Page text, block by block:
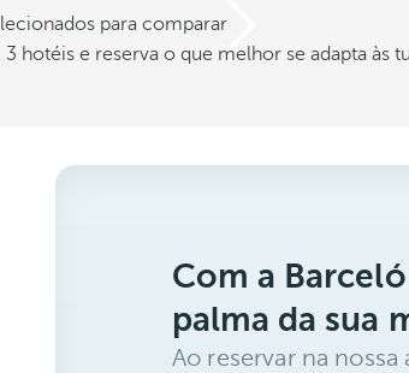
para comparar
hotéis e reserva o que melhor se adapta às
Com a
palma da sua
Ao reservar na